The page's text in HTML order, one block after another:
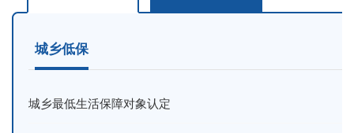
城乡低保
城乡最低生活保障对象认定